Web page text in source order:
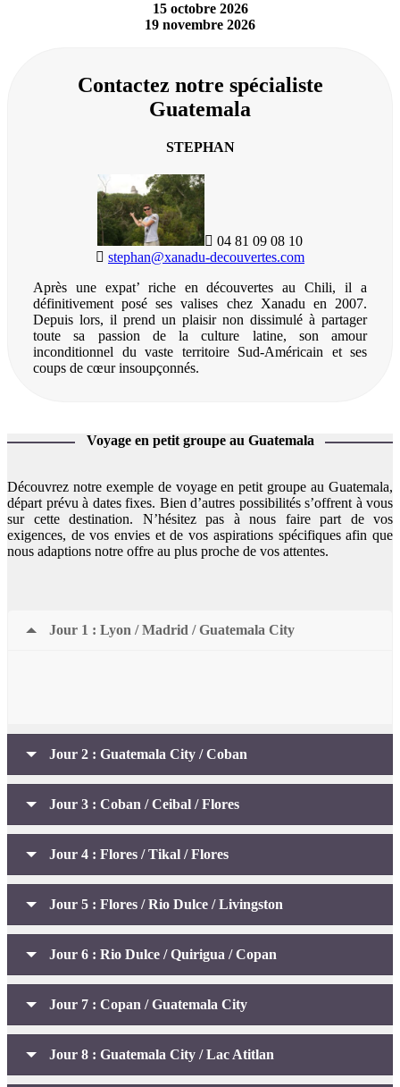
15 octobre 2026
19 novembre 2026
Contactez notre spécialiste
Guatemala
STEPHAN
04 81 09 08 10
stephan@xanadu-decouvertes.com
Après une expat’ riche en découvertes au Chili, il a
définitivement posé ses valises chez Xanadu en 2007.
Depuis lors, il prend un plaisir non dissimulé à partager
toute sa passion de la culture latine, son amour
inconditionnel du vaste territoire Sud-Américain et ses
coups de cœur insoupçonnés.
Voyage en petit groupe au Guatemala
Découvrez notre exemple de voyage en petit groupe au Guatemala,
départ prévu à dates fixes. Bien d’autres possibilités s’offrent à vous
sur cette destination. N’hésitez pas à nous faire part de vos
exigences, de vos envies et de vos aspirations spécifiques afin que
nous adaptions notre offre au plus proche de vos attentes.
Jour 1 : Lyon / Madrid / Guatemala City
Jour 2 : Guatemala City / Coban
Jour 3 : Coban / Ceibal / Flores
Jour 4 : Flores / Tikal / Flores
Jour 5 : Flores / Rio Dulce / Livingston
Jour 6 : Rio Dulce / Quirigua / Copan
Jour 7 : Copan / Guatemala City
Jour 8 : Guatemala City / Lac Atitlan